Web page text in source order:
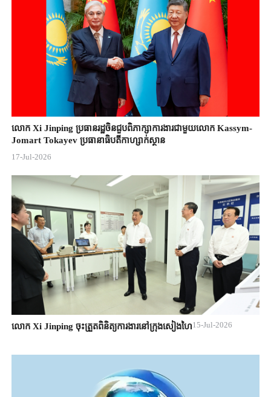
លោក Xi Jinping ប្រធានរដ្ឋចិន​ជួបពិភាក្សា​ការងារជាមួយ​លោក Kassym-
Jomart ​Tokayev ​ប្រធានាធិបតី​កាហ្សាក់ស្ថាន​
17-Jul-2026
លោក Xi Jinping ចុះត្រួតពិនិត្យការងារនៅក្រុងសៀងហៃ15-Jul-2026